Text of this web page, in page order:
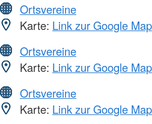
Ortsvereine
Karte: Link zur Google
Ortsvereine
Karte: Link zur Google
Ortsvereine
Karte: Link zur Google